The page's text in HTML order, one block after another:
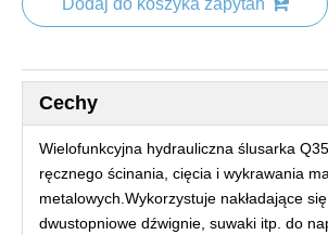
Dodaj do koszyka zapytań
Cechy
Wielofunkcyjna hydrauliczna ślusarka
ręcznego ścinania, cięcia i wykrawania
metalowych.Wykorzystuje nakładające
dwustopniowe dźwignie, suwaki itp. do